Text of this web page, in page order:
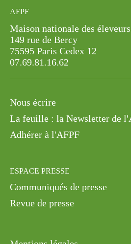
AFPF
Maison nationale des éleveurs
149 rue de Bercy
75595 Paris Cedex 12
07.69.81.16.62
Nous écrire
La feuille : la Newsletter de
Adhérer à l'AFPF
ESPACE PRESSE
Communiqués de presse
Revue de presse